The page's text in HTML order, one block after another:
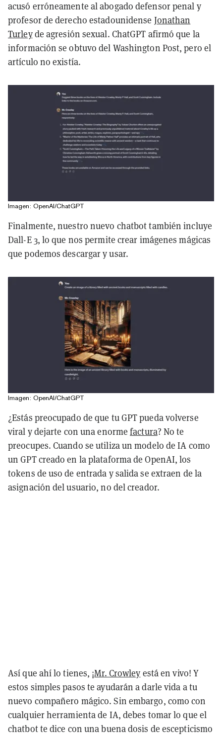
acusó erróneamente al abogado defensor penal y
profesor de derecho estadounidense Jonathan
Turleyde agresión sexual. ChatGPT afirmó que la
información se obtuvo del Washington Post, pero el
artículo no existía.
Imagen: OpenAI/ChatGPT
Finalmente, nuestro nuevo chatbot también incluye
Dall-E 3, lo que nos permite crear imágenes mágicas
que podemos descargar y usar.
Imagen: OpenAI/ChatGPT
¿Estás preocupado de que tu GPT pueda volverse
viral y dejarte con una enormefactura? No te
preocupes. Cuando se utiliza un modelo de IA como
un GPT creado en la plataforma de OpenAI, los
tokens de uso de entrada y salida se extraen de la
asignación del usuario, no del creador.
Así que ahí lo tienes, ¡Mr. Crowley está en vivo! Y
estos simples pasos te ayudarán a darle vida a tu
nuevo compañero mágico. Sin embargo, como con
cualquier herramienta de IA, debes tomar lo que el
chatbot te dice con una buena dosis de escepticismo